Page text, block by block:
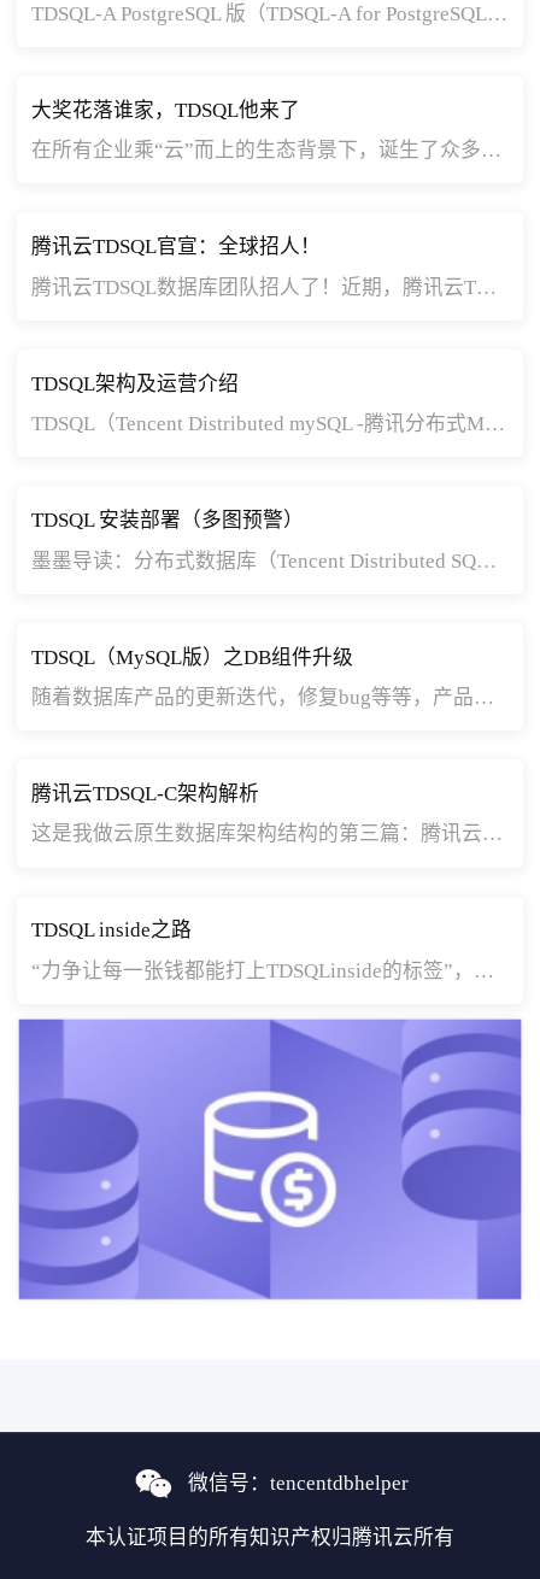
TDSQL-A PostgreSQL 版（TDSQL-A for PostgreSQL）是腾讯自主研发的分布式分析型数据库系统，产品采用无共享架构，具有自研高压缩比列式存储引擎和高性能的新一代向量化执行引擎，支持行列混合存储。支持完整的分布式事务 ACID 能力，全面兼容 PostgreSQL，高度兼容 Oracle 语法，支持多级容灾以及高安全能力，为您提供高效的海量数据存储和在线分析处理能力。适用于 GB ~ PB 级的海量 OLAP 场景。
大奖花落谁家，TDSQL他来了
在所有企业乘“云”而上的生态背景下，诞生了众多行业的领航者和开拓者，产生了引领分布式云技术的优秀产品。借这一趋势，全球分布式云联盟经过数月的策划、在报名的众多企业中进行仔细的遴选和评审，最终设立了“分布式云奖项”，并通过“全球分布式云大会·颁奖典礼”进行先进力量的传递。
腾讯云TDSQL官宣：全球招人！
腾讯云TDSQL数据库团队招人了！近期，腾讯云TDSQL团队开放大量岗位机会，面向全球寻找未来同行的数据库工程师大牛。每一位加入的伙伴，都将可在这里获得广阔的技术创新发展平台、丰富的国产数据库产业应用实践空间，以及个性化的技术发展路线。
TDSQL架构及运营介绍
TDSQL（Tencent Distributed mySQL -腾讯分布式MySQL）是针对金融联机交易场景推出的高一致性数据库解决方案，腾讯云金融级数据库产品。TDSQL产品形态为一个数据库集群，底层基于MySQL，对外的功能表现上与MySQL兼容。腾讯云数据库TDSQL已经服务超过500家金融机构，包括金融企业，覆盖保险、证券、理财、咨询等行业。同时，在政府、工业、能源、烟草等行业也有大量应用。
TDSQL 安装部署（多图预警）
墨墨导读：分布式数据库（Tencent Distributed SQL，TDSQL）是腾讯打造的一款分布式数据库产品，具备强一致高可用、全球部署架构、分布式水平扩展、高性能、企业级安全等特性，同时提供智能DBA、自动化运营、监控告警等配套设施，为客户提供完整的分布式数据库解决方案。
TDSQL（MySQL版）之DB组件升级
随着数据库产品的更新迭代，修复bug等等，产品避免不了会出现升级的需求。TDSQL（MysqL版）也会有这方面的需求。接下来我就说说如何对现有TDSQL（MySQL版）集群组件进行升级，而不影响业务。下面我们主要讲DB组件的升级方式。
腾讯云TDSQL-C架构解析
这是我做云原生数据库架构结构的第三篇：腾讯云TDSQL-C架构解析。
TDSQL inside之路
“力争让每一张钱都能打上TDSQLinside的标签”，距离潘安群在自己的朋友圈立下的这个flag，已经6年。
“2016年第一次去人行立下的flag，今年要实现了”，并且附上了6年前的朋友圈截图，下面是众多同事和领导的感叹和祝福。
我们素人无法理解一个技术老兵对于TDSQL的溺爱，就像我们无法理解年轻人对于爱情有多么渴望。
微信号：tencentdbhelper
本认证项目的所有知识产权归腾讯云所有